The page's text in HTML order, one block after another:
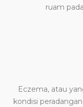
ruam
Eczema, atau
kondisi